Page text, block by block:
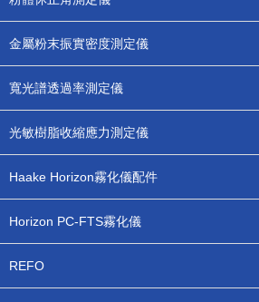
金屬粉末振實密度測定儀
寬光譜透過率測定儀
光敏樹脂收縮應力測定儀
Haake Horizon霧化儀配件
Horizon PC-FTS霧化儀
REFO